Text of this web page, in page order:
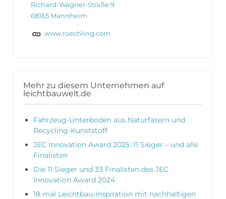
Richard-Wagner-Straße 9
68165 Mannheim
www.roechling.com
Mehr zu diesem Unternehmen auf
leichtbauwelt.de
Fahrzeug-Unterboden aus Naturfasern und
Recycling-Kunststoff
JEC Innovation Award 2025: 11 Sieger – und alle
Finalisten
Die 11 Sieger und 33 Finalisten des JEC
Innovation Award 2024
18 mal Leichtbau-Inspiration mit nachhaltigen